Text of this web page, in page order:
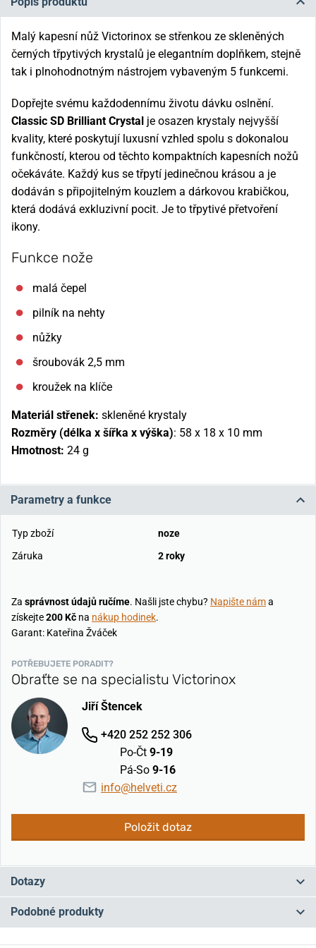
Malý kapesní nůž Victorinox se střenkou ze skleněných
černých třpytivých krystalů je elegantním doplňkem, stejně
tak i plnohodnotným nástrojem vybaveným 5 funkcemi.
Dopřejte svému každodennímu životu dávku oslnění.
Classic SD Brilliant Crystal je osazen krystaly nejvyšší
kvality, které poskytují luxusní vzhled spolu s dokonalou
funkčností, kterou od těchto kompaktních kapesních nožů
očekáváte. Každý kus se třpytí jedinečnou krásou a je
dodáván s připojitelným kouzlem a dárkovou krabičkou,
která dodává exkluzivní pocit. Je to třpytivé přetvoření
ikony.
Funkce nože
malá čepel
pilník na nehty
nůžky
šroubovák 2,5 mm
kroužek na klíče
Materiál střenek: skleněné krystaly
Rozměry (délka x šířka x výška): 58 x 18 x 10 mm
Hmotnost: 24 g
Parametry a funkce
Typ zboží
noze
Záruka
2 roky
Za správnost údajů ručíme. Našli jste chybu? Napište náma
získejte200 Kč na nákup hodinek.
Garant: Kateřina Žváček
POTŘEBUJETE PORADIT?
Obraťte se na specialistu Victorinox
Jiří Štencek
+420 252 252 306
Po-Čt 9-19
Pá-So 9-16
info@helveti.cz
Položit dotaz
Dotazy
Máte otázku? Zanechte nám komentář
Podobné produkty